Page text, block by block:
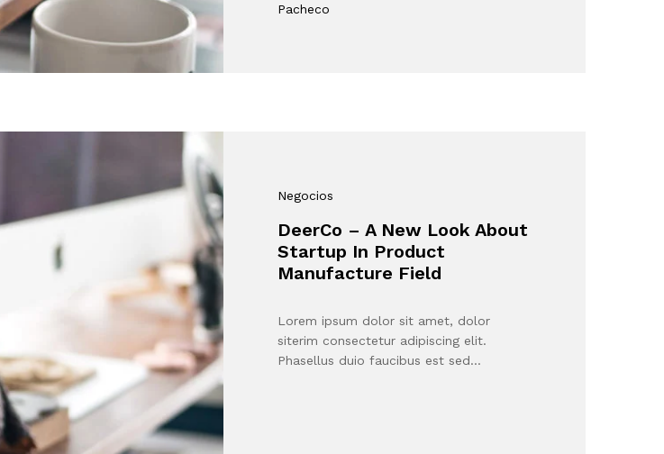
Pacheco
Negocios
DeerCo – A New Look About
Startup In Product
Manufacture Field
Lorem ipsum dolor sit amet, dolor
siterim consectetur adipiscing elit.
Phasellus duio faucibus est sed…